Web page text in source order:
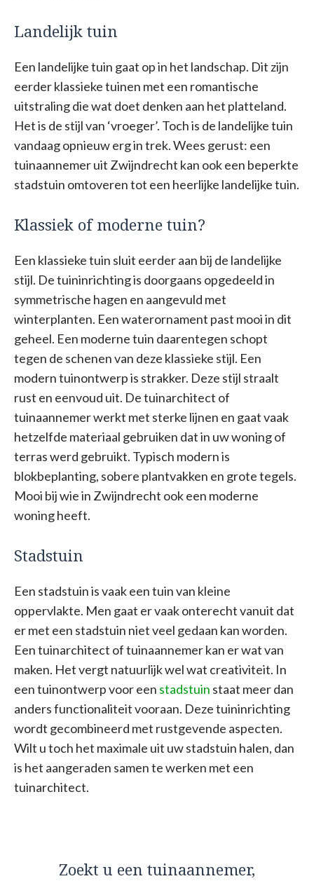
Landelijk tuin
Een landelijke tuin gaat op in het landschap. Dit zijn
eerder klassieke tuinen met een romantische
uitstraling die wat doet denken aan het platteland.
Het is de stijl van ‘vroeger’. Toch is de landelijke tuin
vandaag opnieuw erg in trek. Wees gerust: een
tuinaannemer uit Zwijndrecht kan ook een beperkte
stadstuin omtoveren tot een heerlijke landelijke tuin.
Klassiek of moderne tuin?
Een klassieke tuin sluit eerder aan bij de landelijke
stijl. De tuininrichting is doorgaans opgedeeld in
symmetrische hagen en aangevuld met
winterplanten. Een waterornament past mooi in dit
geheel. Een moderne tuin daarentegen schopt
tegen de schenen van deze klassieke stijl. Een
modern tuinontwerp is strakker. Deze stijl straalt
rust en eenvoud uit. De tuinarchitect of
tuinaannemer werkt met sterke lijnen en gaat vaak
hetzelfde materiaal gebruiken dat in uw woning of
terras werd gebruikt. Typisch modern is
blokbeplanting, sobere plantvakken en grote tegels.
Mooi bij wie in Zwijndrecht ook een moderne
woning heeft.
Stadstuin
Een stadstuin is vaak een tuin van kleine
oppervlakte. Men gaat er vaak onterecht vanuit dat
er met een stadstuin niet veel gedaan kan worden.
Een tuinarchitect of tuinaannemer kan er wat van
maken. Het vergt natuurlijk wel wat creativiteit. In
een tuinontwerp voor een stadstuin staat meer dan
anders functionaliteit vooraan. Deze tuininrichting
wordt gecombineerd met rustgevende aspecten.
Wilt u toch het maximale uit uw stadstuin halen, dan
is het aangeraden samen te werken met een
tuinarchitect.
Zoekt u een tuinaannemer,